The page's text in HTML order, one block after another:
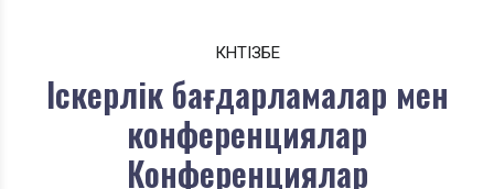
КҮНТІЗБЕ
Іскерлік бағдарламалар мен
конференциялар
Конференциялар